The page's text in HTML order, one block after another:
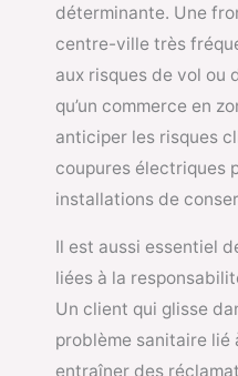
déterminante. Une
centre-ville très
aux risques de vol ou
qu’un commerce en
anticiper les risques
coupures électriques
installations de
Il est aussi essentiel
liées à la
Un client qui glisse
problème sanitaire lié
entraîner des